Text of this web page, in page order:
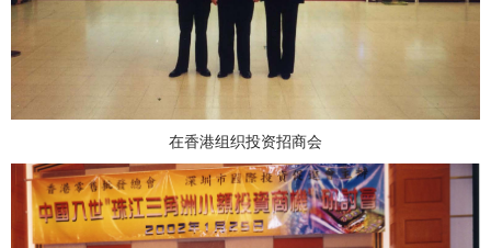
在香港组织投资招商会